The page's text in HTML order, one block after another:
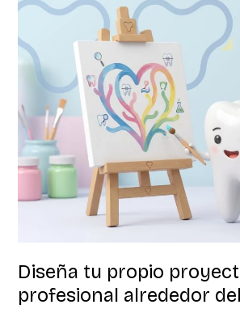
Diseña tu propio
profesional alrededor
Diseña
propio
proyecto
profesional
alrededor
del
domicilio